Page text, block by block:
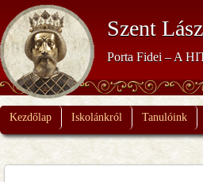
Szent
Porta Fidei – A
Kezdőlap Iskolánkról Tanulóink